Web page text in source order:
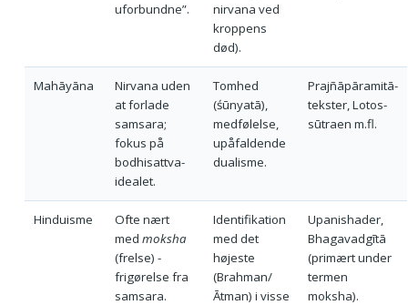
uforbundne”.
nirvana ved
kroppens
død).
Mahāyāna
Nirvana uden
at forlade
samsara;
fokus på
bodhisattva-
idealet.
Tomhed
(śūnyatā),
medfølelse,
upåfaldende
dualisme.
Prajñāpāramitā-
tekster, Lotos-
sūtraen m.fl.
Hinduisme
Ofte nært
med moksha
(frelse) -
frigørelse fra
samsara.
Identifikation
med det
højeste
(Brahman/
Ātman) i visse
Upanishader,
Bhagavadgītā
(primært under
termen
moksha).